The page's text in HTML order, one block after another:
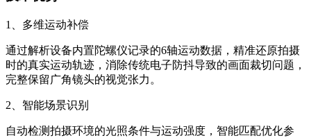
1、多维运动补偿
通过解析设备内置陀螺仪记录的6轴运动数据，精准还原拍摄
时的真实运动轨迹，消除传统电子防抖导致的画面裁切问题，
完整保留广角镜头的视觉张力。
2、智能场景识别
自动检测拍摄环境的光照条件与运动强度，智能匹配优化参